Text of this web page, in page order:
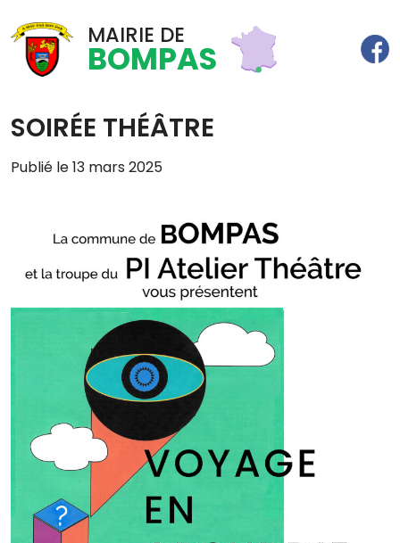
MAIRIE DE
BOMPAS
SOIRÉE THÉÂTRE
Publié le 13 mars 2025